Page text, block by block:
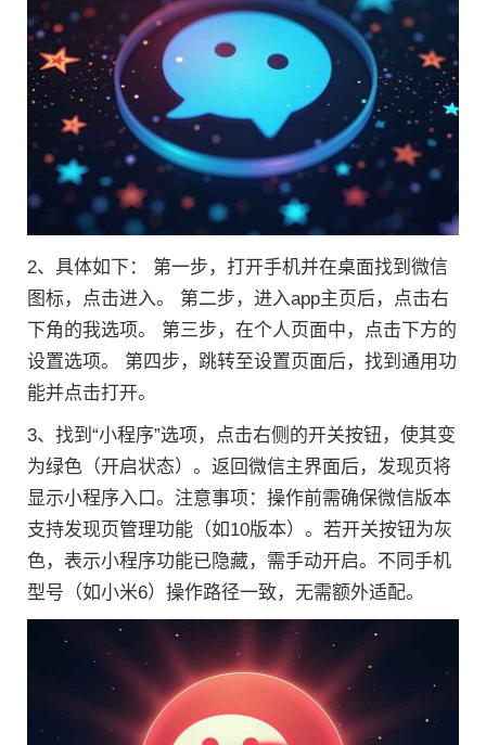
2、具体如下： 第一步，打开手机并在桌面找到微信
图标，点击进入。 第二步，进入app主页后，点击右
下角的我选项。 第三步，在个人页面中，点击下方的
设置选项。 第四步，跳转至设置页面后，找到通用功
能并点击打开。
3、找到“小程序”选项，点击右侧的开关按钮，使其变
为绿色（开启状态）。返回微信主界面后，发现页将
显示小程序入口。注意事项：操作前需确保微信版本
支持发现页管理功能（如10版本）。若开关按钮为灰
色，表示小程序功能已隐藏，需手动开启。不同手机
型号（如小米6）操作路径一致，无需额外适配。